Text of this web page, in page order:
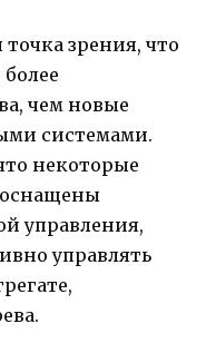
зрения, что
чем новые
системами.
некоторые
управления,
управлять